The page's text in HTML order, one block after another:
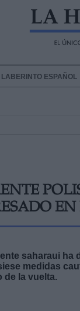
LABERINTO ESPAÑOL
EN
saharaui ha
medidas
de la vuelta.